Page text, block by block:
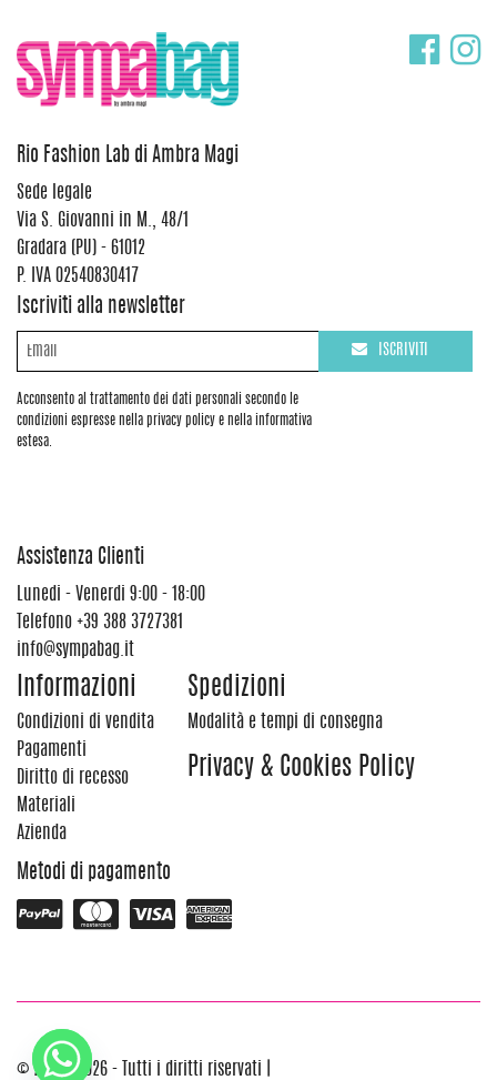
Rio Fashion Lab di Ambra Magi
Sede legale
Via S. Giovanni in M., 48/1
Gradara (PU) - 61012
P. IVA 02540830417
Iscriviti alla newsletter
Acconsento al trattamento dei dati personali secondo le
condizioni espresse nella privacy policy e nella informativa
estesa.
ISCRIVITI
Assistenza Clienti
Lunedi - Venerdi 9:00 - 18:00
Telefono +39 388 3727381
info@sympabag.it
Informazioni
Condizioni di vendita
Pagamenti
Diritto di recesso
Materiali
Azienda
Spedizioni
Modalità e tempi di consegna
Privacy & Cookies Policy
Metodi di pagamento
© 2012 - 2026 - Tutti i diritti riservati |